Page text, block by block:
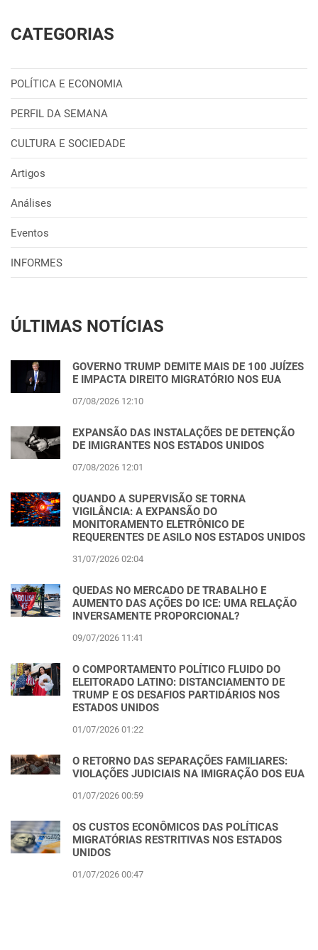
CATEGORIAS
POLÍTICA E ECONOMIA
PERFIL DA SEMANA
CULTURA E SOCIEDADE
Artigos
Análises
Eventos
INFORMES
ÚLTIMAS NOTÍCIAS
GOVERNO TRUMP DEMITE MAIS DE 100 JUÍZES
E IMPACTA DIREITO MIGRATÓRIO NOS EUA
07/08/2026 12:10
EXPANSÃO DAS INSTALAÇÕES DE DETENÇÃO
DE IMIGRANTES NOS ESTADOS UNIDOS
07/08/2026 12:01
QUANDO A SUPERVISÃO SE TORNA
VIGILÂNCIA: A EXPANSÃO DO
MONITORAMENTO ELETRÔNICO DE
REQUERENTES DE ASILO NOS ESTADOS UNIDOS
31/07/2026 02:04
QUEDAS NO MERCADO DE TRABALHO E
AUMENTO DAS AÇÕES DO ICE: UMA RELAÇÃO
INVERSAMENTE PROPORCIONAL?
09/07/2026 11:41
O COMPORTAMENTO POLÍTICO FLUIDO DO
ELEITORADO LATINO: DISTANCIAMENTO DE
TRUMP E OS DESAFIOS PARTIDÁRIOS NOS
ESTADOS UNIDOS
01/07/2026 01:22
O RETORNO DAS SEPARAÇÕES FAMILIARES:
VIOLAÇÕES JUDICIAIS NA IMIGRAÇÃO DOS EUA
01/07/2026 00:59
OS CUSTOS ECONÔMICOS DAS POLÍTICAS
MIGRATÓRIAS RESTRITIVAS NOS ESTADOS
UNIDOS
01/07/2026 00:47